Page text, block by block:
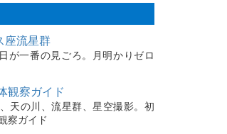
座流星群
が一番の見ごろ。月明かりゼロ
観察ガイド
天の川、流星群、星空撮影。初
察ガイド